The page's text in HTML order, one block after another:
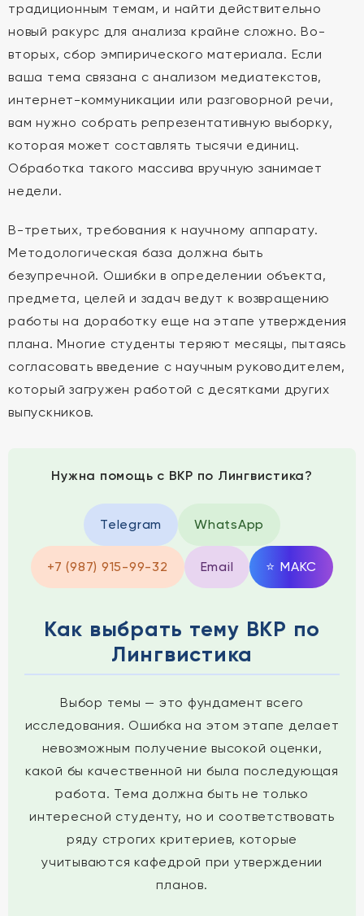
традиционным темам, и найти действительно
новый ракурс для анализа крайне сложно. Во-
вторых, сбор эмпирического материала. Если
ваша тема связана с анализом медиатекстов,
интернет-коммуникации или разговорной речи,
вам нужно собрать репрезентативную выборку,
которая может составлять тысячи единиц.
Обработка такого массива вручную занимает
недели.
В-третьих, требования к научному аппарату.
Методологическая база должна быть
безупречной. Ошибки в определении объекта,
предмета, целей и задач ведут к возвращению
работы на доработку еще на этапе утверждения
плана. Многие студенты теряют месяцы, пытаясь
согласовать введение с научным руководителем,
который загружен работой с десятками других
выпускников.
Нужна помощь с ВКР по Лингвистика?
Telegram WhatsApp
+7 (987) 915-99-32 Email ⭐ MAКС
Как выбрать тему ВКР по
Лингвистика
Выбор темы — это фундамент всего
исследования. Ошибка на этом этапе делает
невозможным получение высокой оценки,
какой бы качественной ни была последующая
работа. Тема должна быть не только
интересной студенту, но и соответствовать
ряду строгих критериев, которые
учитываются кафедрой при утверждении
планов.